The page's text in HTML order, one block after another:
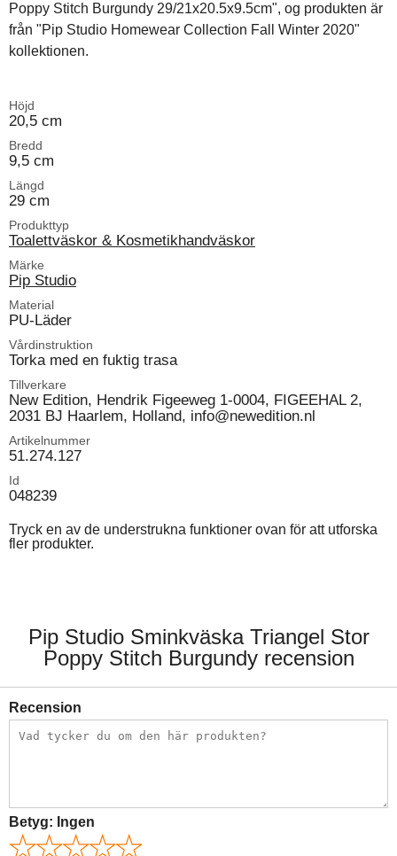
Poppy Stitch Burgundy 29/21x20.5x9.5cm", og produkten är
från "Pip Studio Homewear Collection Fall Winter 2020"
kollektionen.
Höjd
20,5 cm
Bredd
9,5 cm
Längd
29 cm
Produkttyp
Toalettväskor & Kosmetikhandväskor
Märke
Pip Studio
Material
PU-Läder
Vårdinstruktion
Torka med en fuktig trasa
Tillverkare
New Edition, Hendrik Figeeweg 1-0004, FIGEEHAL 2,
2031 BJ Haarlem, Holland, info@newedition.nl
Artikelnummer
51.274.127
Id
048239
Tryck en av de understrukna funktioner ovan för att utforska
fler produkter.
Pip Studio Sminkväska Triangel Stor
Poppy Stitch Burgundy recension
Recension
Betyg: Ingen